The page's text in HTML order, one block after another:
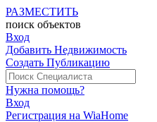
РАЗМЕСТИТЬ
поиск объектов
Вход
Добавить Недвижимость
Создать Публикацию
Нужна помощь?
Вход
Регистрация на WiaHome